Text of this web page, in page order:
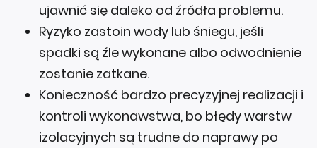
ujawnić się daleko od źródła problemu.
Ryzyko zastoin wody lub śniegu, jeśli
spadki są źle wykonane albo odwodnienie
zostanie zatkane.
Konieczność bardzo precyzyjnej realizacji i
kontroli wykonawstwa, bo błędy warstw
izolacyjnych są trudne do naprawy po